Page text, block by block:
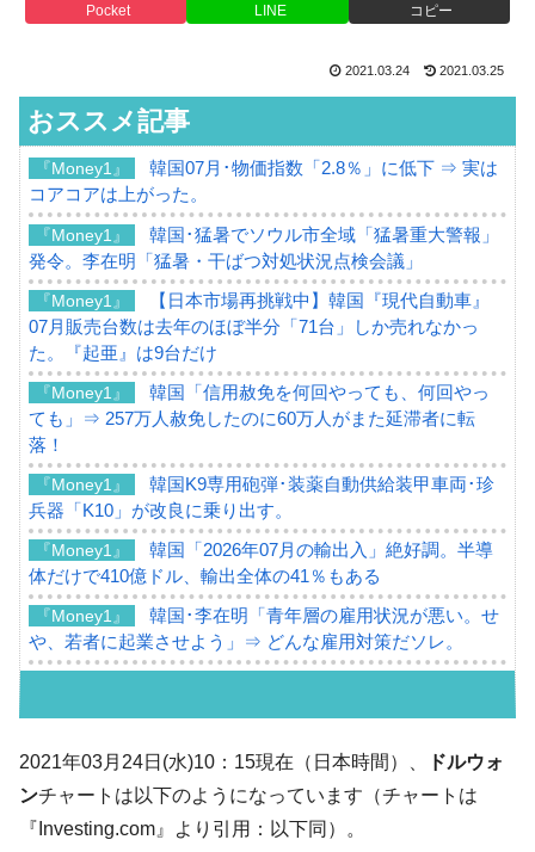
Pocket LINE コピー
2021.03.24 2021.03.25
おススメ記事
『Money1』
韓国07月･物価指数「2.8％」に低下 ⇒ 実は
コアコアは上がった。
『Money1』
韓国･猛暑でソウル市全域「猛暑重大警報」
発令。李在明「猛暑・干ばつ対処状況点検会議」
『Money1』
【日本市場再挑戦中】韓国『現代自動車』
07月販売台数は去年のほぼ半分「71台」しか売れなかっ
た。『起亜』は9台だけ
『Money1』
韓国「信用赦免を何回やっても、何回やっ
ても」⇒ 257万人赦免したのに60万人がまた延滞者に転
落！
『Money1』
韓国K9専用砲弾･装薬自動供給装甲車両･珍
兵器「K10」が改良に乗り出す。
『Money1』
韓国「2026年07月の輸出入」絶好調。半導
体だけで410億ドル、輸出全体の41％もある
『Money1』
韓国･李在明「青年層の雇用状況が悪い。せ
や、若者に起業させよう」⇒ どんな雇用対策だソレ。
韓国「ここは北朝鮮なのか。選管がサーバ
ーにウソのデータを入力したのは明白だ」
言。
2021年03月24日(水)10：15現在（日本時間）、
ドルウォ
ンチャートは以下のようになっています（チャートは
『Investing.com』より引用：以下同）。